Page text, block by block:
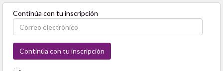
Continúa con tu inscripción